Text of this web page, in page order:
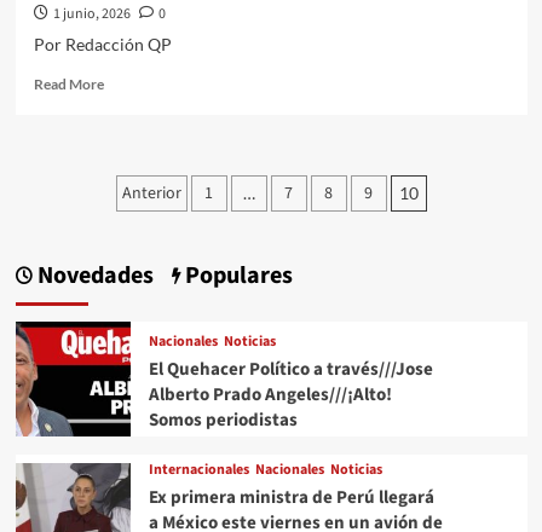
1 junio, 2026
0
Por Redacción QP
Read MoreRead
Quehacer
Político
|
Junio
#QPMX
#QuehacerPolitico
#InquiriendoLaNoticia
Paginación
entradas
Anterior 1 … 7 8 9 10
Novedades Populares
Nacionales Noticias
El Quehacer Político a través///Jose
Alberto Prado Angeles///¡Alto!
Somos periodistas
Internacionales Nacionales Noticias
Ex primera ministra de Perú llegará
a México este viernes en un avión de